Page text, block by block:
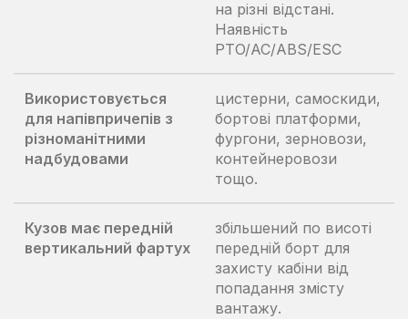
на різні відстані.
Наявність
PTO/AC/ABS/ESC
Використовується
для напівпричепів з
різноманітними
надбудовами
цистерни, самоскиди,
бортові платформи,
фургони, зерновози,
контейнеровози
тощо.
Кузов має передній
вертикальний фартух
збільшений по висоті
передній борт для
захисту кабіни від
попадання змісту
вантажу.